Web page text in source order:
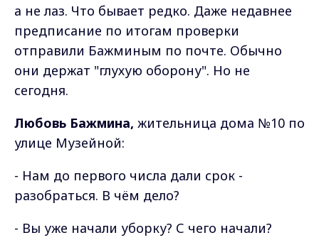
а не лаз. Что бывает редко. Даже недавнее
предписание по итогам проверки
отправили Бажминым по почте. Обычно
они держат "глухую оборону". Но не
сегодня.
Любовь Бажмина, жительница дома №10 по
улице Музейной:
- Нам до первого числа дали срок -
разобраться. В чём дело?
- Вы уже начали уборку? С чего начали?